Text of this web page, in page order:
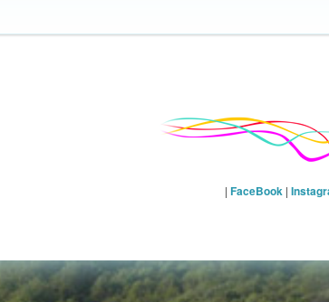
| FaceBook |